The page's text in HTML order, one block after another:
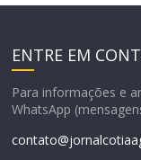
ENTRE EM
Para informações e
WhatsApp